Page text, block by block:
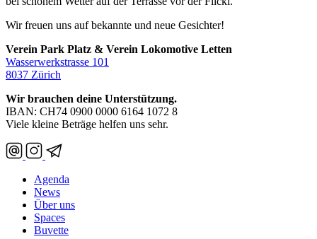
Wir freuen uns auf bekannte und neue Gesichter!
Verein Park Platz & Verein Lokomotive Letten
Wasserwerkstrasse 101
8037 Zürich
Wir brauchen deine Unterstützung.
IBAN: CH74 0900 0000 6164 1072 8
Viele kleine Beträge helfen uns sehr.
Agenda
News
Über uns
Spaces
Buvette